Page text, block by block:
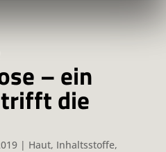
– ein
trifft die
| Haut, Inhaltsstoffe,